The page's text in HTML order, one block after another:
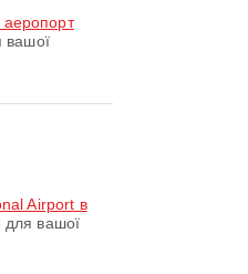
аеропорт
вашої
Airport в
для вашої